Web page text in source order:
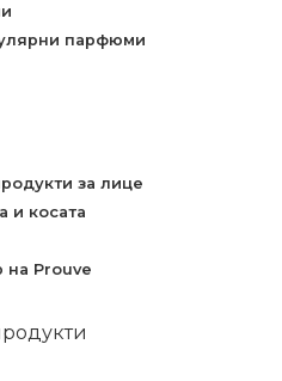
парфюми
за лице
и косата
на Prouve